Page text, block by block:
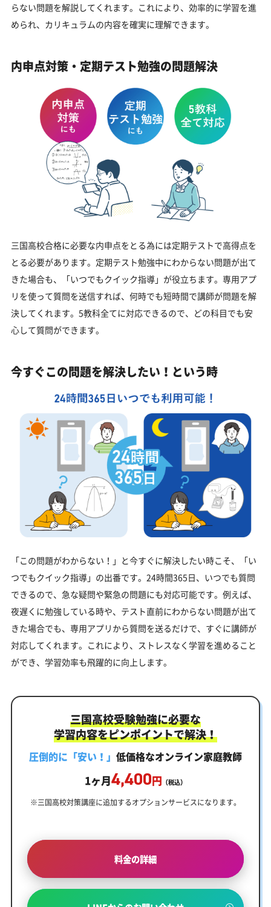
らない問題を解説してくれます。これにより、効率的に学習を進
められ、カリキュラムの内容を確実に理解できます。
内申点対策・定期テスト勉強の問題解決
三国高校合格に必要な内申点をとる為には定期テストで高得点を
とる必要があります。定期テスト勉強中にわからない問題が出て
きた場合も、「いつでもクイック指導」が役立ちます。専用アプ
リを使って質問を送信すれば、何時でも短時間で講師が問題を解
決してくれます。5教科全てに対応できるので、どの科目でも安
心して質問ができます。
今すぐこの問題を解決したい！という時
「この問題がわからない！」と今すぐに解決したい時こそ、「い
つでもクイック指導」の出番です。24時間365日、いつでも質問
できるので、急な疑問や緊急の問題にも対応可能です。例えば、
夜遅くに勉強している時や、テスト直前にわからない問題が出て
きた場合でも、専用アプリから質問を送るだけで、すぐに講師が
対応してくれます。これにより、ストレスなく学習を進めること
ができ、学習効率も飛躍的に向上します。
三国高校受験勉強に必要な
学習内容をピンポイントで解決！
圧倒的に「安い！」 低価格なオンライン家庭教師
1ヶ月4,400円 （税込）
※三国高校対策講座に追加するオプションサービスになります。
料金の詳細